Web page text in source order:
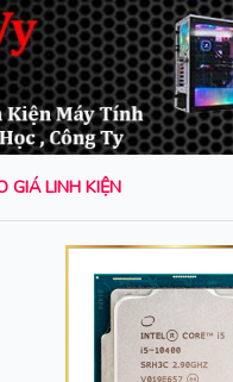
GIÁ LINH KIỆN